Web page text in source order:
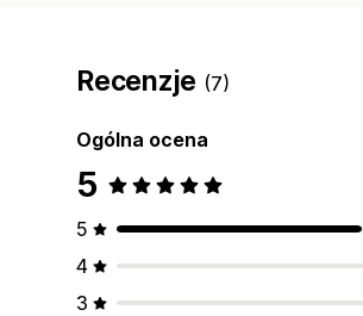
Recenzje (7)
Ogólna ocena
5
5
4
3